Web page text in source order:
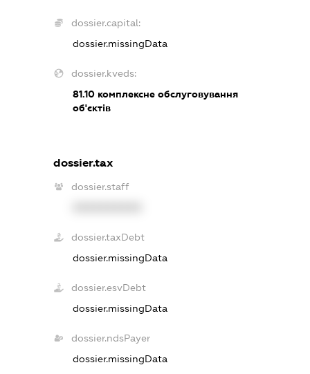
dossier.capital:
dossier.missingData
dossier.kveds:
81.10комплексне обслуговування
об'єктів
dossier.tax
dossier.staff
dossier.taxDebt
dossier.missingData
dossier.esvDebt
dossier.missingData
dossier.ndsPayer
dossier.missingData